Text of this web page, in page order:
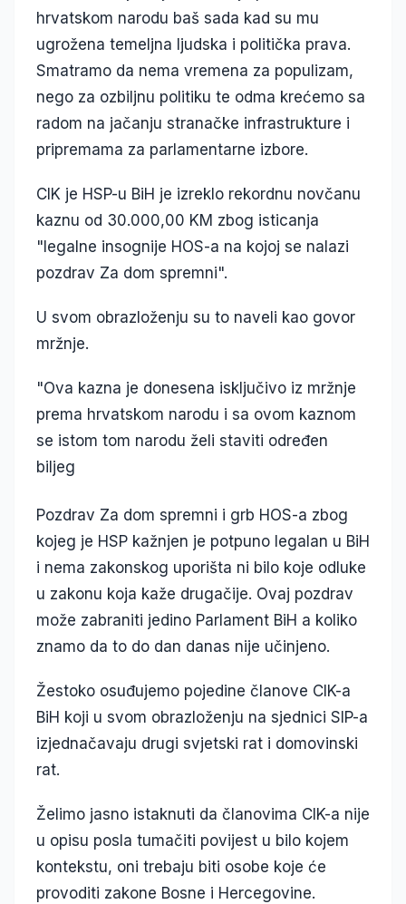
hrvatskom narodu baš sada kad su mu
ugrožena temeljna ljudska i politička prava.
Smatramo da nema vremena za populizam,
nego za ozbiljnu politiku te odma krećemo sa
radom na jačanju stranačke infrastrukture i
pripremama za parlamentarne izbore.
CIK je HSP-u BiH je izreklo rekordnu novčanu
kaznu od 30.000,00 KM zbog isticanja
"legalne insognije HOS-a na kojoj se nalazi
pozdrav Za dom spremni".
U svom obrazloženju su to naveli kao govor
mržnje.
"Ova kazna je donesena isključivo iz mržnje
prema hrvatskom narodu i sa ovom kaznom
se istom tom narodu želi staviti određen
biljeg
Pozdrav Za dom spremni i grb HOS-a zbog
kojeg je HSP kažnjen je potpuno legalan u BiH
i nema zakonskog uporišta ni bilo koje odluke
u zakonu koja kaže drugačije. Ovaj pozdrav
može zabraniti jedino Parlament BiH a koliko
znamo da to do dan danas nije učinjeno.
Žestoko osuđujemo pojedine članove CIK-a
BiH koji u svom obrazloženju na sjednici SIP-a
izjednačavaju drugi svjetski rat i domovinski
rat.
Želimo jasno istaknuti da članovima CIK-a nije
u opisu posla tumačiti povijest u bilo kojem
kontekstu, oni trebaju biti osobe koje će
provoditi zakone Bosne i Hercegovine.